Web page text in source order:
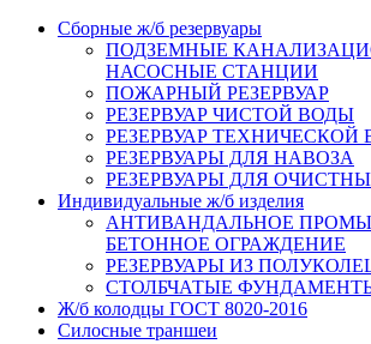
Сборные ж/б резервуары
ПОДЗЕМНЫЕ
НАСОСНЫЕ СТАНЦИИ
ПОЖАРНЫЙ РЕЗЕРВУАР
РЕЗЕРВУАР ЧИСТОЙ ВОДЫ
РЕЗЕРВУАР ТЕХНИЧЕСКОЙ
РЕЗЕРВУАРЫ ДЛЯ НАВОЗА
РЕЗЕРВУАРЫ ДЛЯ
Индивидуальные ж/б изделия
АНТИВАНДАЛЬНОЕ
БЕТОННОЕ ОГРАЖДЕНИЕ
РЕЗЕРВУАРЫ ИЗ
СТОЛБЧАТЫЕ
Ж/б колодцы ГОСТ 8020-2016
Силосные траншеи